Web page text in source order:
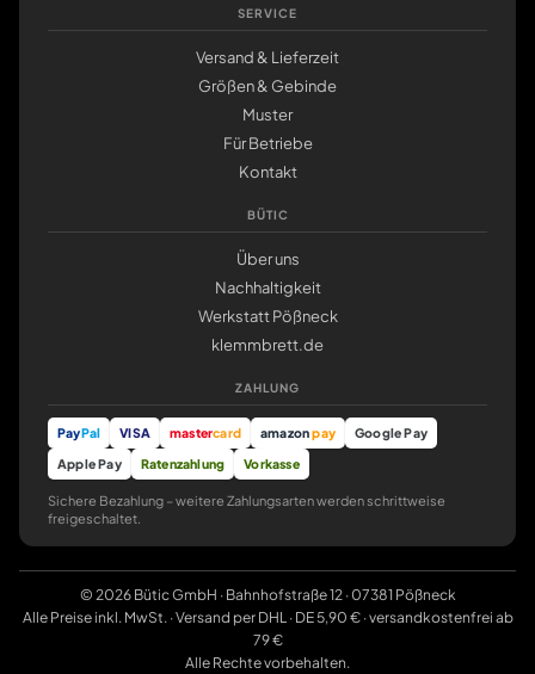
SERVICE
Versand & Lieferzeit
Größen & Gebinde
Muster
Für Betriebe
Kontakt
BÜTIC
Über uns
Nachhaltigkeit
Werkstatt Pößneck
klemmbrett.de
ZAHLUNG
PayPal VISA mastercard amazonpay
Google Pay
Apple Pay
Ratenzahlung Vorkasse
Sichere Bezahlung – weitere Zahlungsarten werden schrittweise
freigeschaltet.
© 2026 Bütic GmbH · Bahnhofstraße 12 · 07381 Pößneck
Alle Preise inkl. MwSt. · Versand per DHL · DE 5,90 € · versandkostenfrei ab
79 €
Alle Rechte vorbehalten.